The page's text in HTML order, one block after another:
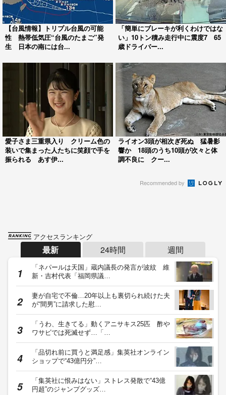
【台風情報】トリプル台風の可能
性 熱帯低気圧“台風のたまご”発
生 日本の南には台...
「簡単にブレーキが利くわけではな
い」10トン積み走行中に震度7 65
歳ドライバー...
愛子さま三重県入り クリーム色の
装いで集まった人たちに笑顔で手を
振られる あす伊...
ライオン3頭が相次ぎ死ぬ 猛暑影
響か 18頭のうち10頭が次々と体
調不良に クー...
Recommended by
アクセスランキング
最新 24時間 週間
「ネパールは天国」蔵内議長の発言が波紋 維
新・吉村代表「福岡県議…
妻が自宅で不倫…20年以上も裏切られ続けた夫
が“間男”に請求した慰…
「うわ、生きてる」動くアニサキス25匹 酢や
ワサビでは死滅せず…「…
「品切れ前に買うと満足感」集英社オンライン
ショップで“43億円分”…
「集英社に恨みはない」ストレス発散で“43億
円超”のジャンプグッズ…